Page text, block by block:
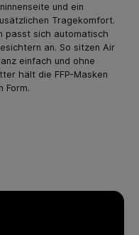
und ein
Tragekomfort.
passt sich automatisch
an. So sitzen Air
einfach und ohne
hält die FFP-Masken
Form.